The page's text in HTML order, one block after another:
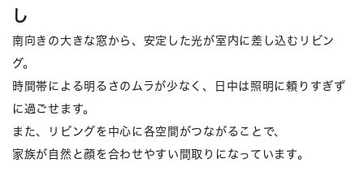
し
南向きの大きな窓から、安定した光が室内に差し込むリビン
グ。
時間帯による明るさのムラが少なく、日中は照明に頼りすぎず
に過ごせます。
また、リビングを中心に各空間がつながることで、
家族が自然と顔を合わせやすい間取りになっています。